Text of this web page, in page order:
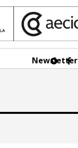
Newsletter